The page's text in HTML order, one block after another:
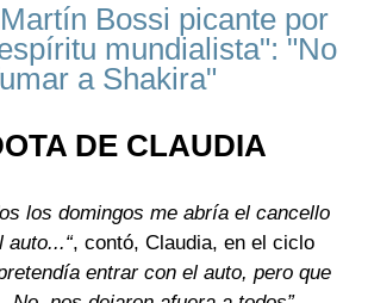
Martín Bossi picante por
mundialista": "No
a Shakira"
DE CLAUDIA
los domingos me abría el cancello
auto...“, contó, Claudia, en el ciclo
entrar con el auto, pero que